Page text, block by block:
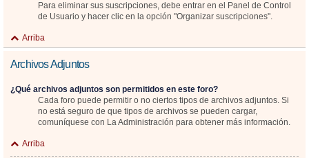
Para eliminar sus suscripciones, debe entrar en el Panel de Control
de Usuario y hacer clic en la opción "Organizar suscripciones".
Arriba
Archivos Adjuntos
¿Qué archivos adjuntos son permitidos en este foro?
Cada foro puede permitir o no ciertos tipos de archivos adjuntos. Si
no está seguro de que tipos de archivos se pueden cargar,
comuníquese con La Administración para obtener más información.
Arriba